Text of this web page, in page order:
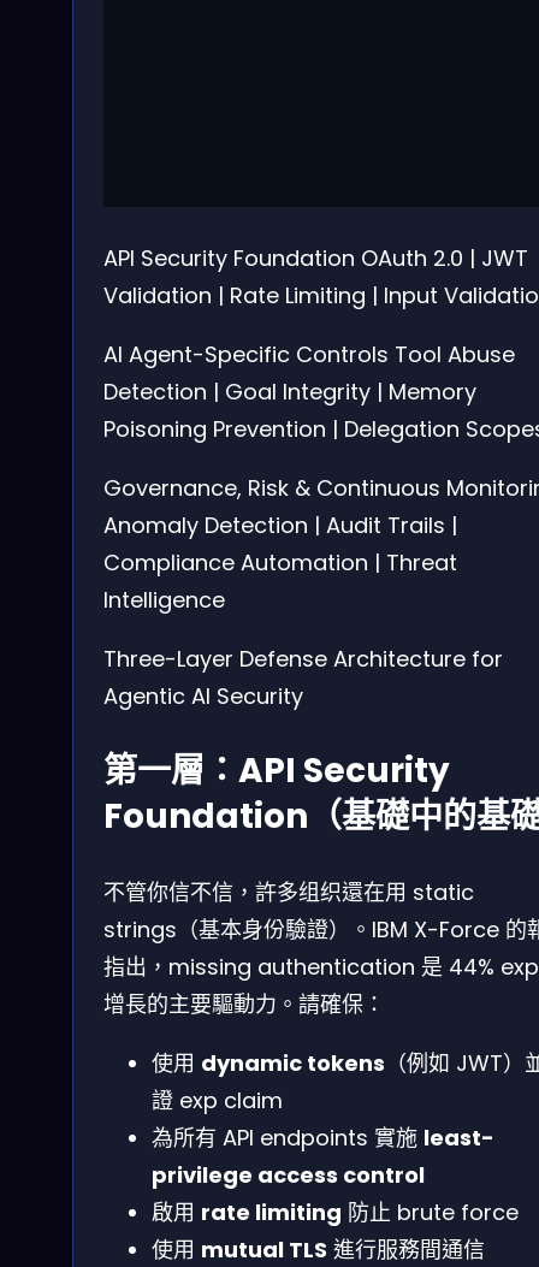
API Security Foundation OAuth 2.0 | JWT
Validation | Rate Limiting | Input
AI Agent-Specific Controls Tool Abuse
Detection | Goal Integrity | Memory
Poisoning Prevention | Delegation
Governance, Risk & Continuous
Anomaly Detection | Audit Trails |
Compliance Automation | Threat
Intelligence
Three-Layer Defense Architecture for
Agentic AI Security
第一層：API Security
Foundation（基礎中的基
不管你信不信，許多组织還在用 static
strings（基本身份驗證）。IBM X-Force 的
指出，missing authentication 是 44%
增長的主要驅動力。請確保：
使用 dynamic tokens （例如 JWT）
證 exp claim
為所有 API endpoints 實施 least-
privilege access control
啟用 rate limiting 防止 brute force
使用 mutual TLS 進行服務間通信